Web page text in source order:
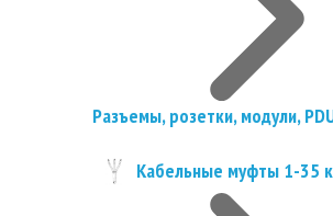
Разъемы, розетки, модули,
Кабельные муфты 1-35